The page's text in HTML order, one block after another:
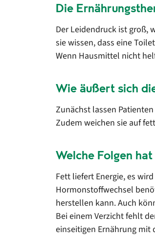
Die
Der Leidendruck ist groß,
sie wissen, dass eine
Wenn Hausmittel nicht
Wie äußert sich
Zunächst lassen
Zudem weichen sie auf
Welche Folgen
Fett liefert Energie, es
Hormonstoffwechsel
herstellen kann. Auch
Bei einem Verzicht fehlt
einseitigen Ernährung